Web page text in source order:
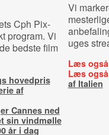
Cph Pix-
program. Vi
bedste film
hovedpris
af
Cannes ned
sin vindmølle
år i dag
Vi
uges
Læs
Læs
af Italien